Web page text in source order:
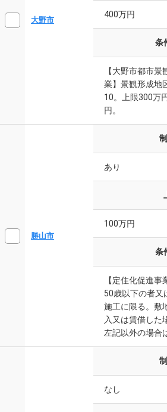
大野市
400万円
条
【大野市都市
業】景観形成地
10。上限300万
円。
勝山市
あり
100万円
条
【定住化促進
50歳以下の者又
施工に限る。敷
入又は賃借した
左記以外の場合
なし